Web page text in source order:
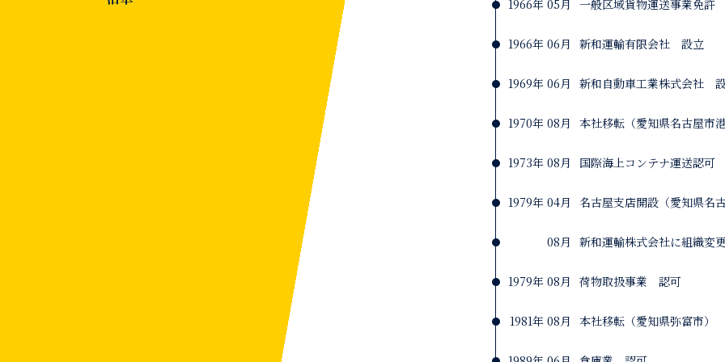
1966年 05月 一般区域貨物運送事業免
1966年 06月 新和運輸有限会社 設立
1969年 06月 新和自動車工業株式会社
1970年 08月 本社移転（愛知県名古屋市港
1973年 08月 国際海上コンテナ運送認可
1979年 04月 名古屋支店開設（愛知県名
08月 新和運輸株式会社に組織変更
1979年 08月 荷物取扱事業 認可
1981年 08月 本社移転（愛知県弥富市）